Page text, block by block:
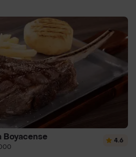
Boyacense 4.6